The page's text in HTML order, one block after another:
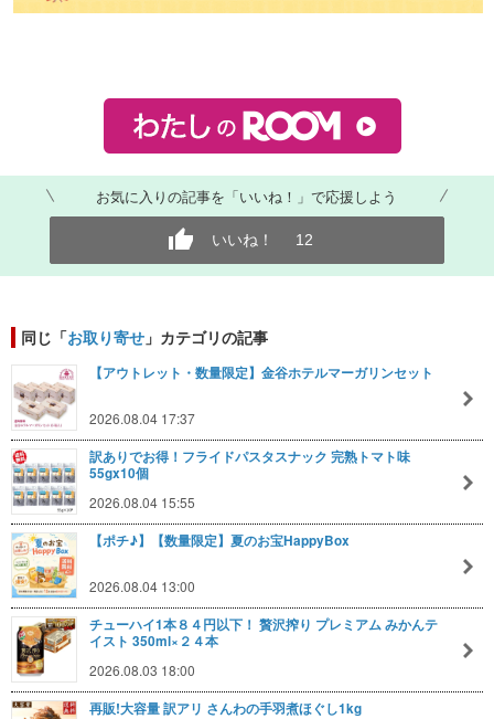
お気に入りの記事を「いいね！」で応援しよう
いいね！ 12
同じ「お取り寄せ 」カテゴリの記事
【アウトレット・数量限定】金谷ホテルマーガリンセット
2026.08.04 17:37
訳ありでお得！フライドパスタスナック 完熟トマト味
55gx10個
2026.08.04 15:55
【ポチ♪】【数量限定】夏のお宝HappyBox
2026.08.04 13:00
チューハイ1本８４円以下！ 贅沢搾り プレミアム みかんテ
イスト 350ml×２４本
2026.08.03 18:00
再販!大容量 訳アリ さんわの手羽煮ほぐし1kg